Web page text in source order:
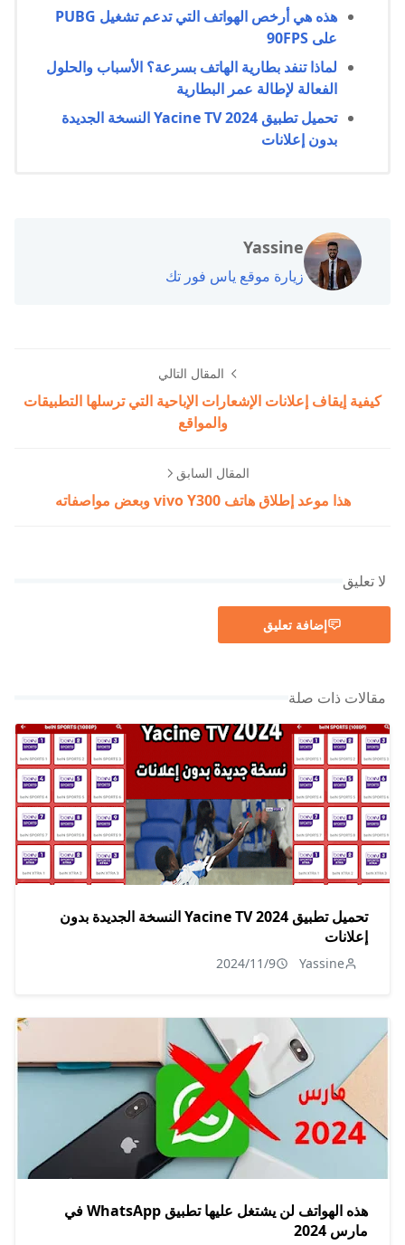
هذه هي أرخص الهواتف التي تدعم تشغيل PUBG
على 90FPS
لماذا تنفد بطارية الهاتف بسرعة؟ الأسباب والحلول
الفعالة لإطالة عمر البطارية
تحميل تطبيق Yacine TV 2024 النسخة الجديدة
بدون إعلانات
Yassine
زيارة موقع ياس فور تك
المقال التالي
كيفية إيقاف إعلانات الإشعارات الإباحية التي ترسلها التطبيقات
والمواقع
المقال السابق
هذا موعد إطلاق هاتف vivo Y300 وبعض مواصفاته
لا تعليق
إضافة تعليق
مقالات ذات صلة
تحميل تطبيق Yacine TV 2024 النسخة الجديدة بدون
إعلانات
Yassine
2024/11/9
هذه الهواتف لن يشتغل عليها تطبيق WhatsApp في
مارس 2024